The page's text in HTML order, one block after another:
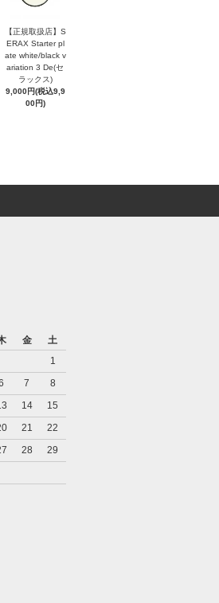
【正規取扱店】S
ERAX Starter pl
ate white/black v
ariation 3 De(セ
ラックス)
9,000円(税込9,9
00円)
金
土
1
7
8
14
15
21
22
28
29